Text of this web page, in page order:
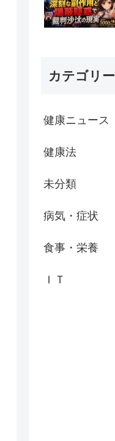
カテゴリー
健康ニュース
健康法
未分類
病気・症状
食事・栄養
ＩＴ